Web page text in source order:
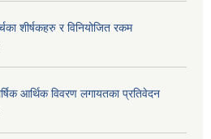
शीर्षकहरु र विनियोजित रकम
आर्थिक विवरण लगायतका प्रतिवेदन